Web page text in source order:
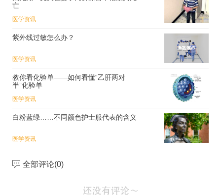
亡
医学资讯
紫外线过敏怎么办？
医学资讯
教你看化验单——如何看懂“乙肝两对
半”化验单
医学资讯
白粉蓝绿……不同颜色护士服代表的含义
医学资讯
全部评论(0)